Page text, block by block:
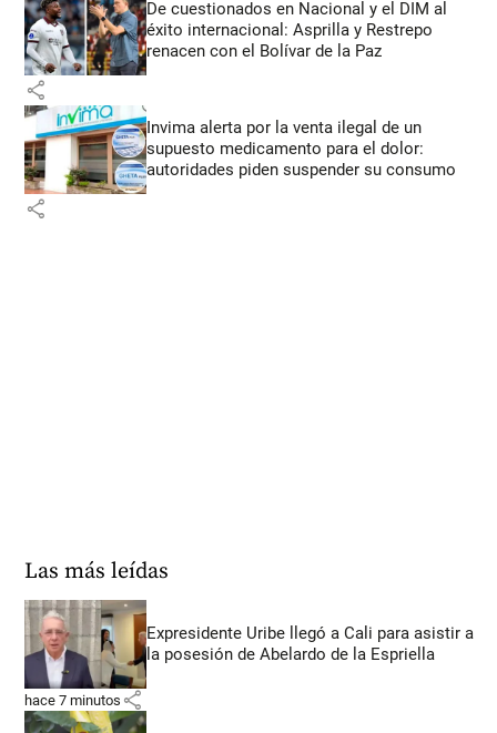
De cuestionados en Nacional y el DIM al
éxito internacional: Asprilla y Restrepo
renacen con el Bolívar de la Paz
share
Invima alerta por la venta ilegal de un
supuesto medicamento para el dolor:
autoridades piden suspender su consumo
share
Las más leídas
Expresidente Uribe llegó a Cali para asistir a
la posesión de Abelardo de la Espriella
hace 7 minutos share